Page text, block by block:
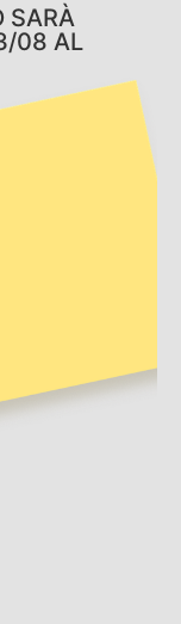
SARÀ
08 AL